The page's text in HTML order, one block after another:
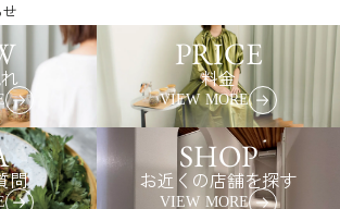
げます。 選発表は7月初め頃にDM送付をも
だきます。 ✔️注意事項 ・日本国内にお住
ただけます。 ・抽選時にフォローを解除
選の対象外となりますのでご注意くださ
が非公開設定の方も対象外となります。 ・
結果に関するお問い合わせにはお答えでき
くださいませ。 ・応募者様から頂いた個
絡、プレゼントの発送、及びそれに関わる
用させて頂きます。
PRICE
料金
VIEW MORE
問
SHOP
お近くの店舗を探す
VIEW MORE